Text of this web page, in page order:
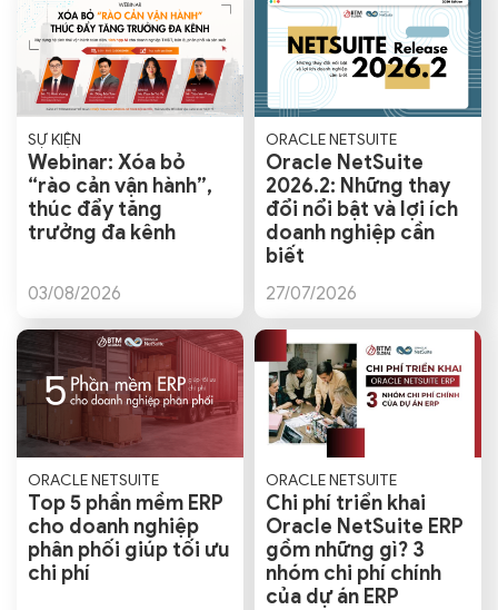
SỰ KIỆN
Webinar: Xóa bỏ
“rào cản vận hành”,
thúc đẩy tăng
trưởng đa kênh
03/08/2026
ORACLE NETSUITE
Oracle NetSuite
2026.2: Những thay
đổi nổi bật và lợi ích
doanh nghiệp cần
biết
27/07/2026
ORACLE NETSUITE
Top 5 phần mềm ERP
cho doanh nghiệp
phân phối giúp tối ưu
chi phí
ORACLE NETSUITE
Chi phí triển khai
Oracle NetSuite ERP
gồm những gì? 3
nhóm chi phí chính
của dự án ERP